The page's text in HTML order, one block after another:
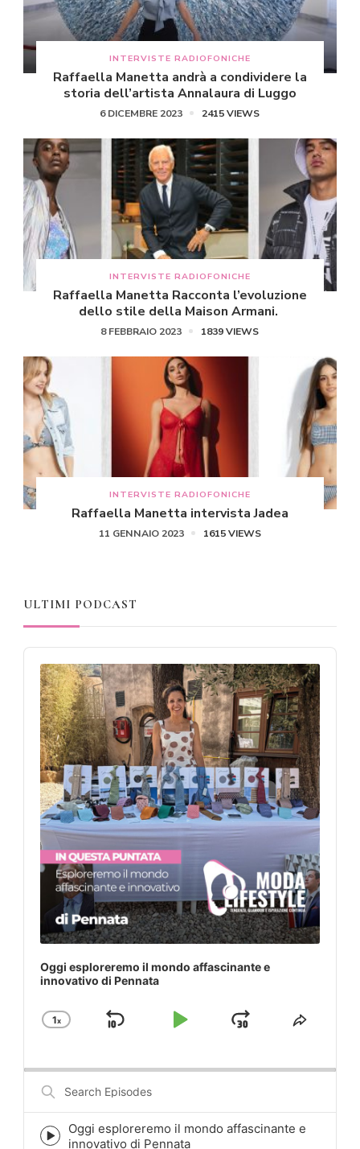
INTERVISTE RADIOFONICHE
Raffaella Manetta andrà a condividere la
storia dell’artista Annalaura di Luggo
6 DICEMBRE 2023 2415 VIEWS
INTERVISTE RADIOFONICHE
Raffaella Manetta Racconta l’evoluzione
dello stile della Maison Armani.
8 FEBBRAIO 2023 1839 VIEWS
INTERVISTE RADIOFONICHE
Raffaella Manetta intervista Jadea
11 GENNAIO 2023 1615 VIEWS
ULTIMI PODCAST
Audio
Player
Oggi esploreremo il mondo affascinante e
innovativo di Pennata
Change
1x
Skip
Play
JumpShare
Search
Episodes
Episode
Oggi esploreremo il mondo affascinante e
innovativo di Pennata